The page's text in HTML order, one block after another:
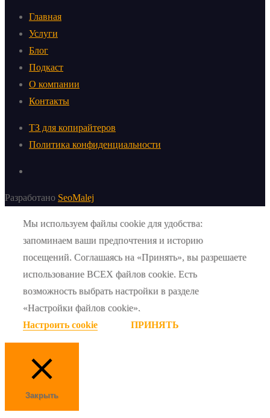
Главная
Услуги
Блог
Подкаст
О компании
Контакты
ТЗ для копирайтеров
Политика конфиденциальности
Разработано SeoMalej
Мы используем файлы cookie для удобства:
запоминаем ваши предпочтения и историю
посещений. Соглашаясь на «Принять», вы разрешаете
использование ВСЕХ файлов cookie. Есть
возможность выбрать настройки в разделе
«Настройки файлов cookie».
Настроить cookie
ПРИНЯТЬ
Закрыть